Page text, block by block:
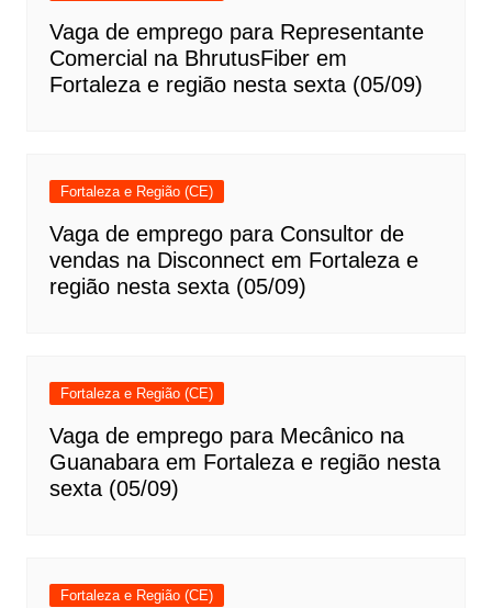
Vaga de emprego para Representante
Comercial na BhrutusFiber em
Fortaleza e região nesta sexta (05/09)
Fortaleza e Região (CE)
Vaga de emprego para Consultor de
vendas na Disconnect em Fortaleza e
região nesta sexta (05/09)
Fortaleza e Região (CE)
Vaga de emprego para Mecânico na
Guanabara em Fortaleza e região nesta
sexta (05/09)
Fortaleza e Região (CE)